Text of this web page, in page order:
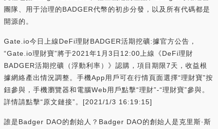
團隊、用于治理的BADGER代幣的初步分發，以及所有代碼都是
開源的。
Gate.io今日上線DeFi理財BADGER活期挖礦:據官方公告，
“Gate.io理財寶”將于2021年1月3日12:00上線《DeFi理財
BADGER活期挖礦（浮動利率）》認購，項目期限7天，收益根
據網絡產出情況調整。手機App用戶可在行情頁面選擇“理財寶”按
鈕參與，手機瀏覽器和電腦Web用戶點擊“理財”-“理財寶”參與。
詳情請點擊“原文鏈接”。[2021/1/3 16:19:15]
誰是Badger DAO的創始人？Badger DAO的創始人是克里斯·斯